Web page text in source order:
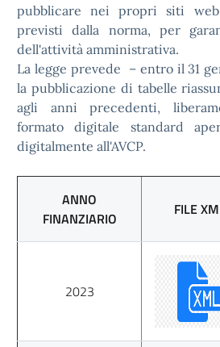
pubblicare nei propri siti
previsti dalla norma, per
dell'attività amministrativa.
La legge prevede – entro il 31
la pubblicazione di tabelle
agli anni precedenti,
formato digitale standard
digitalmente all'AVCP.
ANNO
FINANZIARIO
FILE
2023